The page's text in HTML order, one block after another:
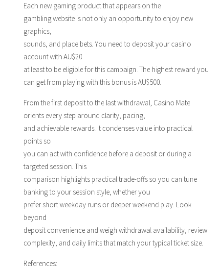
Each new gaming product that appears on the
gambling website is not only an opportunity to enjoy new
graphics,
sounds, and place bets. You need to deposit your casino
account with AU$20
at least to be eligible for this campaign. The highest reward you
can get from playing with this bonus is AU$500.
From the first deposit to the last withdrawal, Casino Mate
orients every step around clarity, pacing,
and achievable rewards. It condenses value into practical
points so
you can act with confidence before a deposit or during a
targeted session. This
comparison highlights practical trade-offs so you can tune
banking to your session style, whether you
prefer short weekday runs or deeper weekend play. Look
beyond
deposit convenience and weigh withdrawal availability, review
complexity, and daily limits that match your typical ticket size.
References: